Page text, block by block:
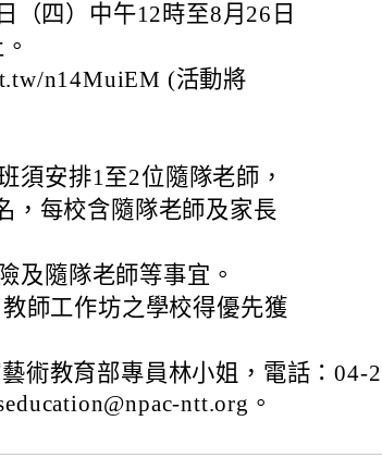
（四）中午12時至8月26日
n14MuiEM (活動將
須安排1至2位隨隊老師，
，每校含隨隊老師及家長
及隨隊老師等事宜。
師工作坊之學校得優先獲
術教育部專員林小姐，電話：04-2
ntt.org。